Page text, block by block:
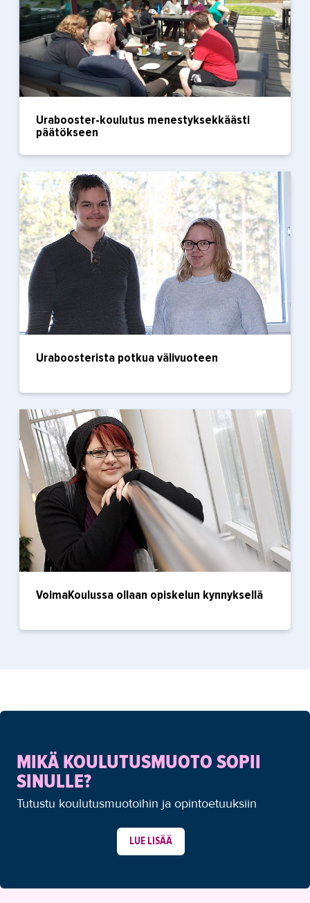
Urabooster-koulutus menestyksekkäästi
päätökseen
Uraboosterista potkua välivuoteen
VoimaKoulussa ollaan opiskelun kynnyksellä
MIKÄ KOULUTUSMUOTO SOPII
SINULLE?
Tutustu koulutusmuotoihin ja opintoetuuksiin
LUE LISÄÄ